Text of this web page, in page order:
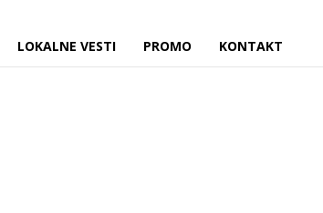
LOKALNE VESTI PROMO KONTAKT